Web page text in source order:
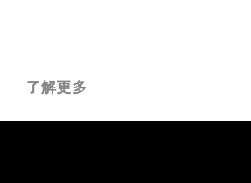
了解更多